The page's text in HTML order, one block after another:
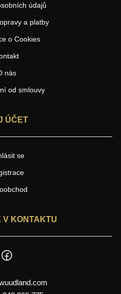
údajů
a platby
o Cookies
nás
od smlouvy
ÚČET
se
V KONTAKTU